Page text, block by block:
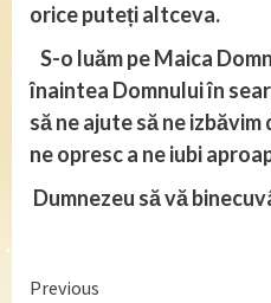
orice puteți altceva.
S-o luăm pe Maica
înaintea Domnului în
să ne ajute să ne
ne opresc a ne iubi
Dumnezeu să vă
Continue
Previous